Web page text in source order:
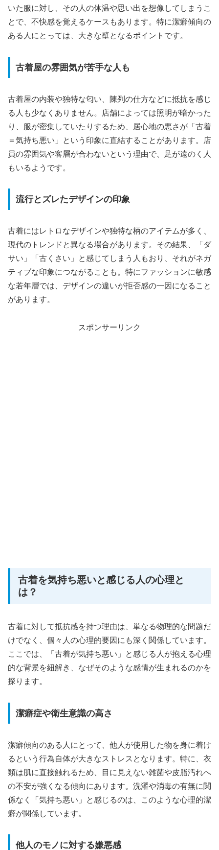
いた服に対し、その人の体温や思い出を想像してしまうこ
とで、不快感を覚えるケースもあります。特に潔癖傾向の
ある人にとっては、大きな壁となるポイントです。
古着屋の雰囲気が苦手な人も
古着屋の内装や独特な匂い、陳列の仕方などに抵抗を感じ
る人も少なくありません。店舗によっては照明が暗かった
り、服が密集していたりするため、居心地の悪さが「古着
＝気持ち悪い」という印象に直結することがあります。店
員の雰囲気や客層が合わないという理由で、足が遠のく人
もいるようです。
流行とズレたデザインの印象
古着にはレトロなデザインや独特な柄のアイテムが多く、
現代のトレンドと異なる場合があります。その結果、「ダ
サい」「古くさい」と感じてしまう人もおり、それがネガ
ティブな印象につながることも。特にファッションに敏感
な若年層では、デザインの違いが拒否感の一因になること
があります。
スポンサーリンク
古着を気持ち悪いと感じる人の心理と
は？
古着に対して抵抗感を持つ理由は、単なる物理的な問題だ
けでなく、個々人の心理的要因にも深く関係しています。
ここでは、「古着が気持ち悪い」と感じる人が抱える心理
的な背景を紐解き、なぜそのような感情が生まれるのかを
探ります。
潔癖症や衛生意識の高さ
潔癖傾向のある人にとって、他人が使用した物を身に着け
るという行為自体が大きなストレスとなります。特に、衣
類は肌に直接触れるため、目に見えない雑菌や皮脂汚れへ
の不安が強くなる傾向にあります。洗濯や消毒の有無に関
係なく「気持ち悪い」と感じるのは、このような心理的潔
癖が関係しています。
他人のモノに対する嫌悪感